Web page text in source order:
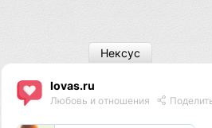
lovas.ru
Любовь и отношения
Нексус